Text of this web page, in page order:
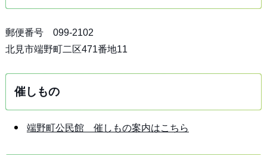
郵便番号 099-2102
北見市端野町二区471番地11
催しもの
端野町公民館 催しもの案内はこちら